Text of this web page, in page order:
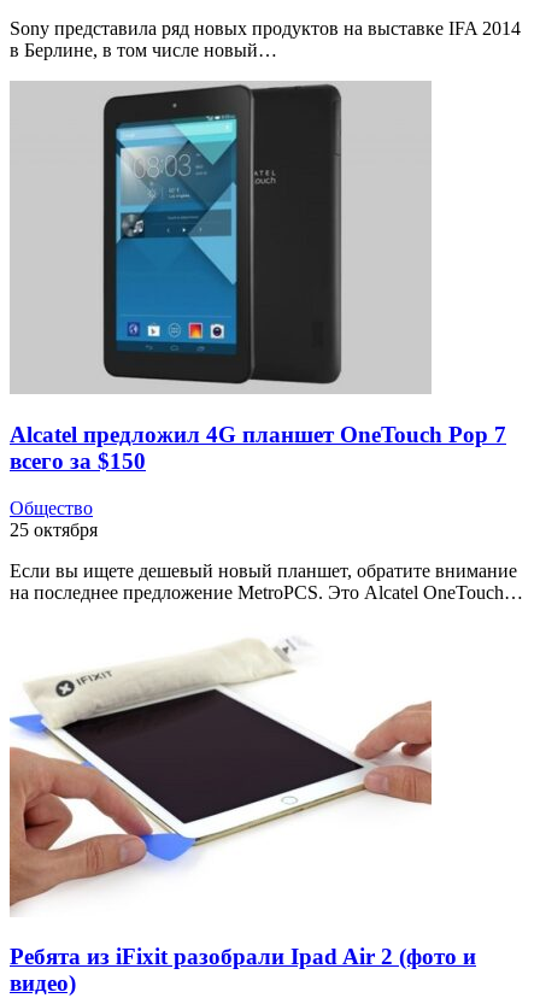
Sony представила ряд новых продуктов на выставке IFA 2014
в Берлине, в том числе новый…
Alcatel предложил 4G планшет OneTouch Pop 7
всего за $150
Общество
25 октября
Если вы ищете дешевый новый планшет, обратите внимание
на последнее предложение MetroPCS. Это Alcatel OneTouch…
Ребята из iFixit разобрали Ipad Air 2 (фото и
видео)